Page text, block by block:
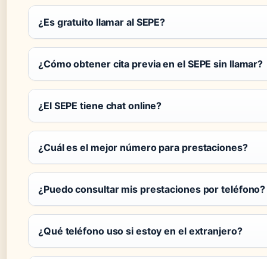
¿Es gratuito llamar al SEPE?
¿Cómo obtener cita previa en el SEPE sin llamar?
¿El SEPE tiene chat online?
¿Cuál es el mejor número para prestaciones?
¿Puedo consultar mis prestaciones por teléfono?
¿Qué teléfono uso si estoy en el extranjero?